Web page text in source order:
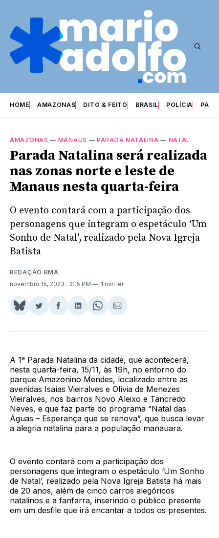
HOME AMAZONAS DITO & FEITO BRASIL POLÍCIA
AMAZONAS — MANAUS —PARADA NATALINA — NATAL
Parada Natalina será realizada
nas zonas norte e leste de
Manaus nesta quarta-feira
O evento contará com a participação dos
personagens que integram o espetáculo ‘Um
Sonho de Natal’, realizado pela Nova Igreja
Batista
REDAÇÃO BMA
novembro 15, 2023 . 3:15 PM 1 min ler
Share
BlueSky
Compartilhar
Twitter
Compartilhar
Facebook
Compartilhar
LinkedIn
Share
WhatsApp
Compartilhar
Email
A 1ª Parada Natalina da cidade, que acontecerá,
nesta quarta-feira, 15/11, às 19h, no entorno do
parque Amazonino Mendes, localizado entre as
avenidas Isaías Vieiralves e Olívia de Menezes
Vieiralves, nos bairros Novo Aleixo e Tancredo
Neves, e que faz parte do programa “Natal das
Águas – Esperança que se renova”, que busca levar
a alegria natalina para a população manauara.
O evento contará com a participação dos
personagens que integram o espetáculo ‘Um Sonho
de Natal’, realizado pela Nova Igreja Batista há mais
de 20 anos, além de cinco carros alegóricos
natalinos e a fanfarra, inserindo o público presente
em um desfile que irá encantar a todos os presentes.